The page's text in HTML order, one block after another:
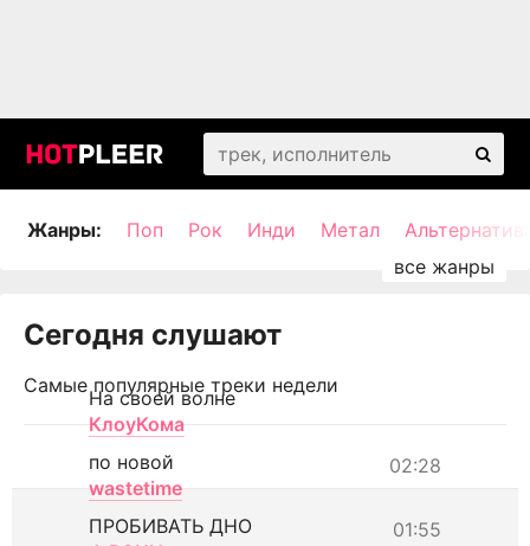
Жанры: Поп Рок Инди Метал
Сегодня слушают
Самые популярные треки недели
На своей волне
КлоуКома
02:28
по новой
wastetime
01:55
ПРОБИВАТЬ ДНО